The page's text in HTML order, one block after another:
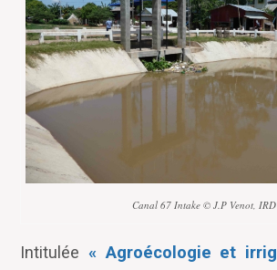
Canal 67 Intake © J.P Venot, IRD
Intitulée« Agroécologie et